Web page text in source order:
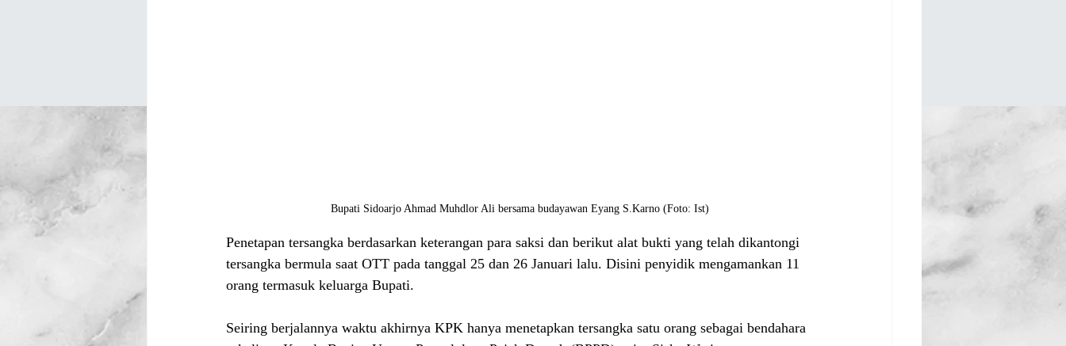
Bupati Sidoarjo Ahmad Muhdlor Ali bersama budayawan Eyang S.Karno (Foto: Ist)
Penetapan tersangka berdasarkan keterangan para saksi dan berikut alat bukti yang telah dikantongi
tersangka bermula saat OTT pada tanggal 25 dan 26 Januari lalu. Disini penyidik mengamankan 11
orang termasuk keluarga Bupati.
Seiring berjalannya waktu akhirnya KPK hanya menetapkan tersangka satu orang sebagai bendahara